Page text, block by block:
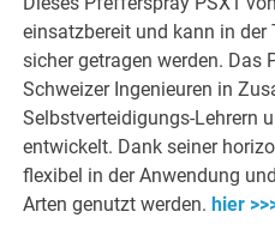
einsatzbereit und kann in der
sicher getragen werden. Das
Schweizer Ingenieuren in
Selbstverteidigungs-Lehrern
entwickelt. Dank seiner
flexibel in der Anwendung
Arten genutzt werden. hier